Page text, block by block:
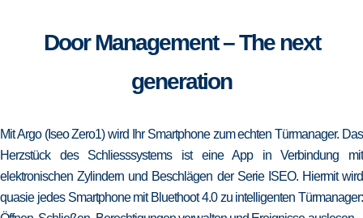
Door Management – The next
generation
Mit Argo (Iseo Zero1) wird Ihr Smartphone zum echten Türmanager. Das
Herzstück des Schliesssystems ist eine App in Verbindung mit
elektronischen Zylindern und Beschlägen der Serie ISEO. Hiermit wird
quasie jedes Smartphone mit Bluethoot 4.0 zu intelligenten Türmanager: